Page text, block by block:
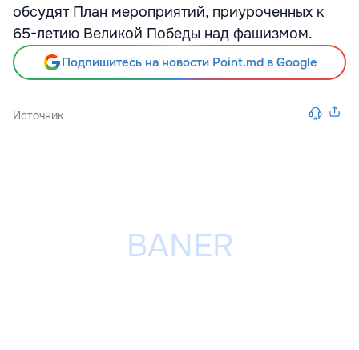
обсудят План мероприятий, приуроченных к
65-летию Великой Победы над фашизмом.
Подпишитесь на новости Point.md в Google
Источник